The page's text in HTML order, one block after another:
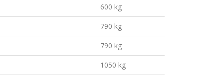
600 kg
790 kg
790 kg
1050 kg